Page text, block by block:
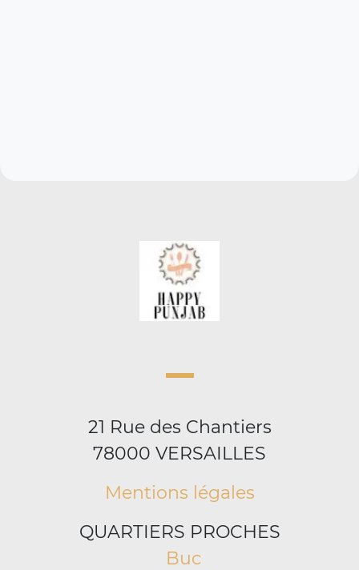
21 Rue des Chantiers
78000 VERSAILLES
Mentions légales
QUARTIERS PROCHES
Buc